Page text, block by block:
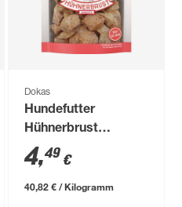
Dokas
Hundefutter
Hühnerbrust
Nuggets 110 g
4,49 €
40,82 € / Kilogramm